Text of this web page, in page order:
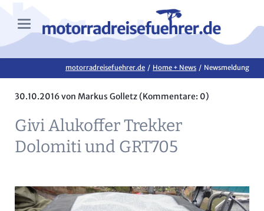
motorradreisefuehrer.de Home + News Newsmeldung
30.10.2016von Markus Golletz (Kommentare: 0)
Givi Alukoffer Trekker
Dolomiti und GRT705